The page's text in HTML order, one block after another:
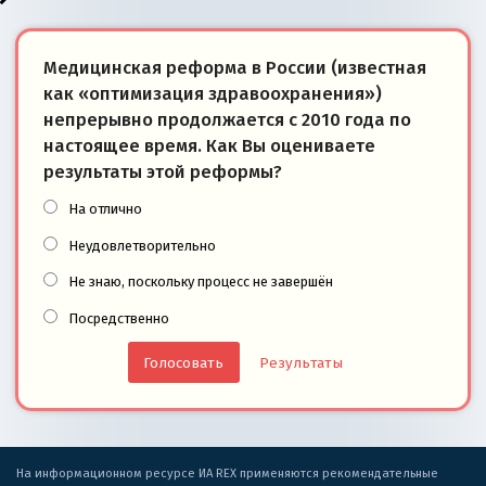
Медицинская реформа в России (известная
как «оптимизация здравоохранения»)
непрерывно продолжается с 2010 года по
настоящее время. Как Вы оцениваете
результаты этой реформы?
На отлично
Неудовлетворительно
Не знаю, поскольку процесс не завершён
Посредственно
Результаты
На информационном ресурсе ИА REX применяются рекомендательные